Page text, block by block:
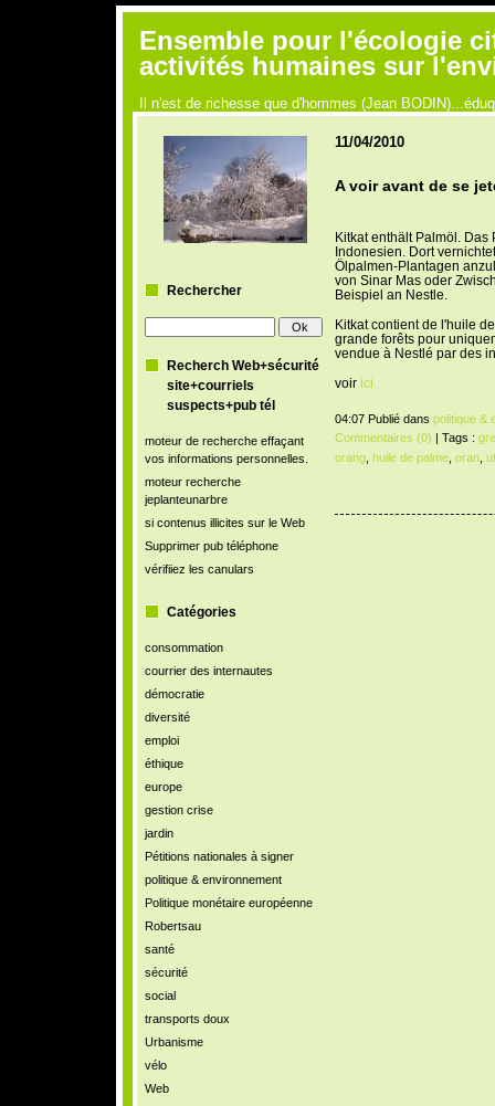
Ensemble pour l'écologie
activités humaines sur
Il n'est de richesse que d'hommes (Jean
Rechercher
Recherch Web+sécurité
site+courriels
suspects+pub tél
moteur de recherche effaçant
vos informations personnelles.
moteur recherche
jeplanteunarbre
si contenus illicites sur le Web
Supprimer pub téléphone
vérifiiez les canulars
Catégories
consommation
courrier des internautes
démocratie
diversité
emploi
éthique
europe
gestion crise
jardin
Pétitions nationales à signer
politique & environnement
Politique monétaire européenne
Robertsau
santé
sécurité
social
transports doux
Urbanisme
vélo
Web
11/04/2010
A voir avant de se
Kitkat enthält Palmöl. Das
Indonesien. Dort
Ölpalmen-Plantagen
von Sinar Mas oder
Beispiel an Nestle.
Kitkat contient de l'huile
grande forêts pour
vendue à Nestlé par des
voir ici
04:07 Publié dans politique &
Commentaires (0) | Tags :
orang, huile de palme, oran,